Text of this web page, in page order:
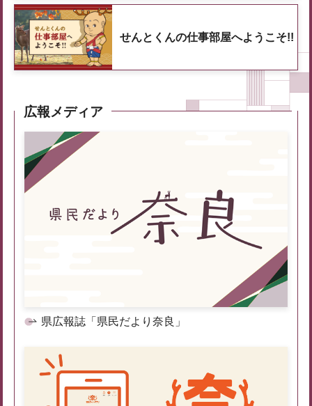
せんとくんの仕事部屋へようこそ!!
広報メディア
県広報誌「県民だより奈良」